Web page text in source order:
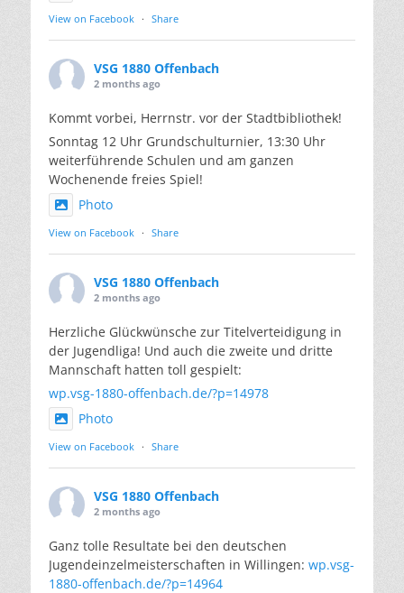
View on Facebook · Share
VSG 1880 Offenbach
2 months ago
Kommt vorbei, Herrnstr. vor der Stadtbibliothek!
Sonntag 12 Uhr Grundschulturnier, 13:30 Uhr
weiterführende Schulen und am ganzen
Wochenende freies Spiel!
Photo
View on Facebook · Share
VSG 1880 Offenbach
2 months ago
Herzliche Glückwünsche zur Titelverteidigung in
der Jugendliga! Und auch die zweite und dritte
Mannschaft hatten toll gespielt:
wp.vsg-1880-offenbach.de/?p=14978
Photo
View on Facebook · Share
VSG 1880 Offenbach
2 months ago
Ganz tolle Resultate bei den deutschen
Jugendeinzelmeisterschaften in Willingen: wp.vsg-
1880-offenbach.de/?p=14964